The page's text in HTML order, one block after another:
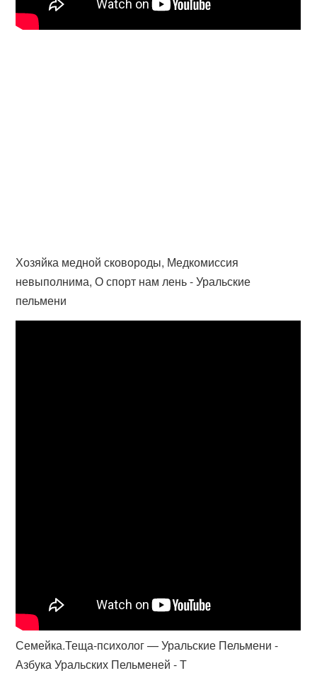
Хозяйка медной сковороды, Медкомиссия
невыполнима, О спорт нам лень - Уральские
пельмени
Семейка.Теща-психолог — Уральские Пельмени -
Азбука Уральских Пельменей - Т